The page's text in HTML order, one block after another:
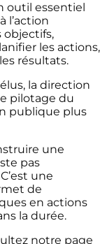
outil essentiel
l’action
objectifs,
les actions,
résultats.
la direction
pilotage du
publique plus
une
pas
une
de
en actions
la durée.
notre page